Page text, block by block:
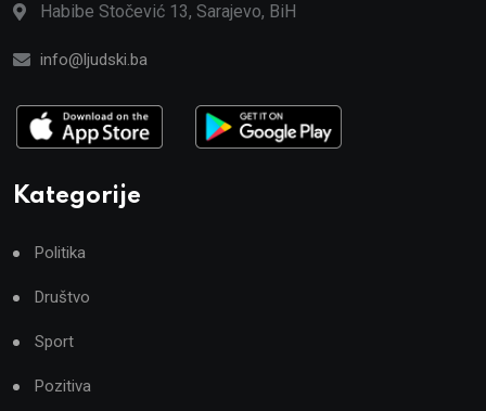
Habibe Stočević 13, Sarajevo, BiH
info@ljudski.ba
Kategorije
Politika
Društvo
Sport
Pozitiva